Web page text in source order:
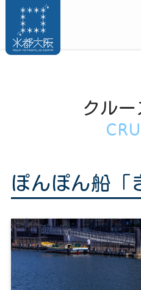
クル
ぽんぽん船「